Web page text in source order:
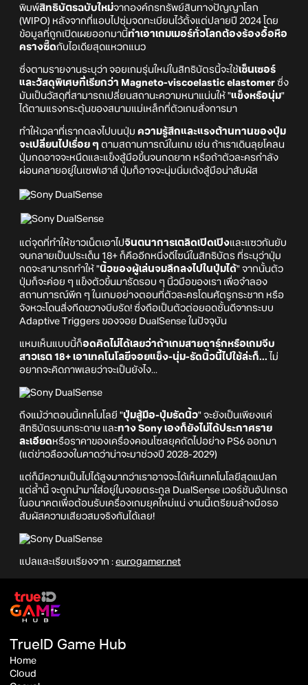
พิมพ์สิทธิบัตรฉบับใหม่จากองค์กรทรัพย์สินทางปัญญาโลก
(WIPO) หลังจากที่แอบไปซุ่มจดทะเบียนไว้ตั้งแต่ปลายปี 2024 โดย
ข้อมูลที่ถูกเปิดเผยออกมานี้ทำเอาเกมเมอร์ทั่วโลกต้องร้องอื้อหือ
ครางซี๊ดกับไอเดียสุดแหวกแนว
ซึ่งตามรายงานระบุว่า จอยเกมรุ่นใหม่ในสิทธิบัตรนี้จะใช้เซ็นเซอร์
และวัสดุพิเศษที่เรียกว่า Magneto-viscoelastic elastomer ซึ่ง
มันเป็นวัสดุที่สามารถเปลี่ยนสถานะความหนาแน่นให้ "แข็งหรือนุ่ม"
ได้ตามแรงกระตุ้นของสนามแม่เหล็กที่ตัวเกมสั่งการมา
ทำให้เวลาที่เรากดลงไปบนปุ่ม ความรู้สึกและแรงต้านทานของปุ่ม
จะเปลี่ยนไปเรื่อย ๆ ตามสถานการณ์ในเกม เช่น ถ้าเราเดินลุยโคลน
ปุ่มกดอาจจะหนืดและแข็งสู้มือขึ้นจนกดยาก หรือถ้าตัวละครกำลัง
ผ่อนคลายอยู่ในเซฟเฮาส์ ปุ่มก็อาจจะนุ่มนิ่มเด้งสู้มือน่าสัมผัส
แต่จุดที่ทำให้ชาวเน็ตเอาไปจินตนาการเตลิดเปิดเปิงและแซวกันยับ
จนกลายเป็นประเด็น 18+ ก็คืออีกหนึ่งดีไซน์ในสิทธิบัตร ที่ระบุว่าปุ่ม
กดจะสามารถทำให้ "นิ้วของผู้เล่นจมลึกลงไปในปุ่มได้" จากนั้นตัว
ปุ่มก็จะค่อย ๆ แข็งตัวขึ้นมารัดรอบ ๆ นิ้วมือของเรา เพื่อจำลอง
สถานการณ์พีก ๆ ในเกมอย่างตอนที่ตัวละครโดนศัตรูกระชาก หรือ
จังหวะโดนสิ่งกีดขวางบีบรัด! ซึ่งถือเป็นตัวต่อยอดชั้นดีจากระบบ
Adaptive Triggers ของจอย DualSense ในปัจจุบัน
แหมเห็นแบบนี้ก็อดคิดไม่ได้เลยว่าถ้าเกมสายดาร์กหรือเกมจีบ
สาวเรต 18+ เอาเทคโนโลยีจอยแข็ง-นุ่ม-รัดนิ้วนี้ไปใช้ล่ะก็... ไม่
อยากจะคิดภาพเลยว่าจะเป็นยังไง...
ถึงแม้ว่าตอนนี้เทคโนโลยี "ปุ่มสู้มือ-ปุ่มรัดนิ้ว" จะยังเป็นเพียงแค่
สิทธิบัตรบนกระดาษ และทาง Sony เองก็ยังไม่ได้ประกาศราย
ละเอียดหรือราคาของเครื่องคอนโซลยุคถัดไปอย่าง PS6 ออกมา
(แต่ข่าวลือวงในคาดว่าน่าจะมาช่วงปี 2028-2029)
แต่ก็มีความเป็นไปได้สูงมากว่าเราอาจจะได้เห็นเทคโนโลยีสุดแปลก
แต่ล้ำนี้ จะถูกนำมาใส่อยู่ในจอยตระกูล DualSense เวอร์ชันอัปเกรด
ในอนาคตเพื่อต้อนรับเครื่องเกมยุคใหม่แน่ งานนี้เตรียมล้างมือรอ
สัมผัสความเสียวสมจริงกันได้เลย!
แปลและเรียบเรียงจาก : eurogamer.net
TrueID Game Hub
Home
Cloud